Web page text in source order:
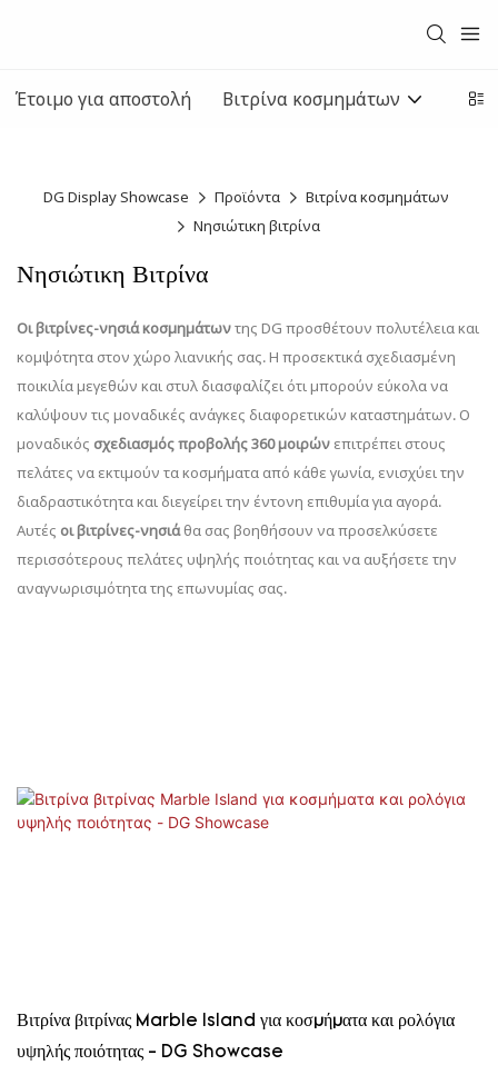
Έτοιμο για αποστολή Βιτρίνα κοσμημάτων
DG Display Showcase Προϊόντα
Βιτρίνα κοσμημάτων
Νησιώτικη βιτρίνα
Νησιώτικη Βιτρίνα
Οι βιτρίνες-νησιά κοσμημάτωντης DG προσθέτουν πολυτέλεια και
κομψότητα στον χώρο λιανικής σας. Η προσεκτικά σχεδιασμένη
ποικιλία μεγεθών και στυλ διασφαλίζει ότι μπορούν εύκολα να
καλύψουν τις μοναδικές ανάγκες διαφορετικών καταστημάτων. Ο
μοναδικός σχεδιασμός προβολής 360 μοιρών επιτρέπει στους
πελάτες να εκτιμούν τα κοσμήματα από κάθε γωνία, ενισχύει την
διαδραστικότητα και διεγείρει την έντονη επιθυμία για αγορά.
Αυτές οι βιτρίνες-νησιάθα σας βοηθήσουν να προσελκύσετε
περισσότερους πελάτες υψηλής ποιότητας και να αυξήσετε την
αναγνωρισιμότητα της επωνυμίας σας.
Βιτρίνα βιτρίνας Marble Island για κοσμήματα και ρολόγια
υψηλής ποιότητας - DG Showcase